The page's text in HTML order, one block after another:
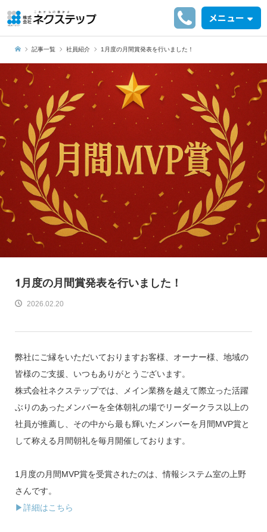
メニュー
記事一覧 社員紹介 1月度の月間賞発表を行いました！
1月度の月間賞発表を行いました！
2026.02.20
弊社にご縁をいただいておりますお客様、オーナー様、地域の
皆様のご支援、いつもありがとうございます。
株式会社ネクステップでは、メイン業務を越えて際立った活躍
ぶりのあったメンバーを全体朝礼の場でリーダークラス以上の
社員が推薦し、その中から最も輝いたメンバーを月間MVP賞と
して称える月間朝礼を毎月開催しております。
1月度の月間MVP賞を受賞されたのは、情報システム室の上野
さんです。
▶詳細はこちら